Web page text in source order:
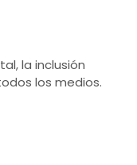
la inclusión
los medios.